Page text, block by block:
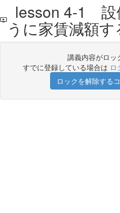
lesson 4-1 設
うに家賃減額す
講義内容がロッ
すでに登録している場合は ロ
ロックを解除する